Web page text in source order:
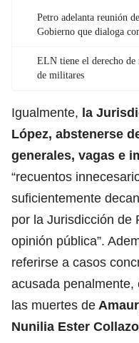
Petro adelanta reunión
Gobierno que dialoga
ELN tiene el derecho de
de militares
Igualmente, la
López, abstenerse
generales, vagas e
“recuentos
suficientemente
por la Jurisdicción de
opinión pública”.
referirse a casos
acusada penalmente,
las muertes de
Nunilia Ester